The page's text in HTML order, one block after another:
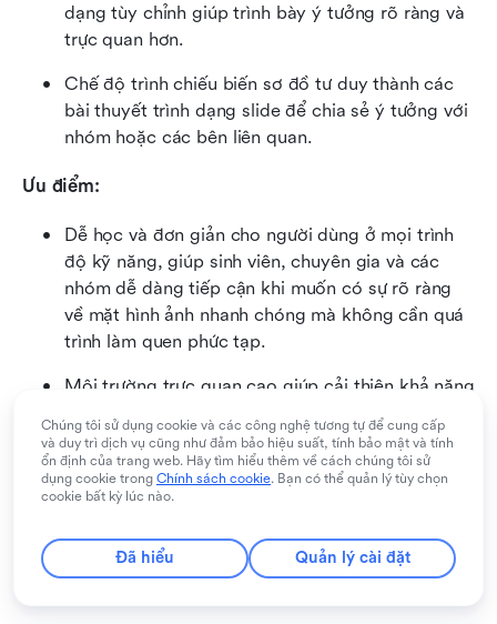
dạng tùy chỉnh giúp trình bày ý tưởng rõ ràng và
trực quan hơn.
Chế độ trình chiếu biến sơ đồ tư duy thành các
bài thuyết trình dạng slide để chia sẻ ý tưởng với
nhóm hoặc các bên liên quan.
Ưu điểm:
Dễ học và đơn giản cho người dùng ở mọi trình
độ kỹ năng, giúp sinh viên, chuyên gia và các
nhóm dễ dàng tiếp cận khi muốn có sự rõ ràng
về mặt hình ảnh nhanh chóng mà không cần quá
trình làm quen phức tạp.
Môi trường trực quan cao giúp cải thiện khả năng
khuyến khích khám phá sâu hơn thông qua phân
nhánh và lập bản đồ theo chủ đề.
Tuyệt vời cho việc động não có cấu trúc, lập kế
hoạch giai đoạn đầu, điều chỉnh chiến lược và
khám phá sáng tạo khi các nhóm cần một cái
Chúng tôi sử dụng cookie và các công nghệ tương tự để cung cấp
và duy trì dịch vụ cũng như đảm bảo hiệu suất, tính bảo mật và tính
ổn định của trang web. Hãy tìm hiểu thêm về cách chúng tôi sử
dụng cookie trong Chính sách cookie. Bạn có thể quản lý tùy chọn
cookie bất kỳ lúc nào.
Đã hiểu Quản lý cài đặt